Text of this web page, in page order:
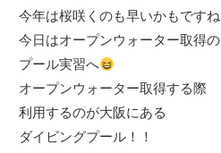
今年は桜咲くのも早いかもですね
今日はオープンウォーター取得の
プール実習へ
オープンウォーター取得する際
利用するのが大阪にある
ダイビングプール！！